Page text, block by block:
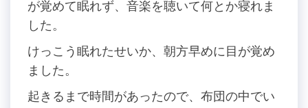
が覚めて眠れず、音楽を聴いて何とか寝れま
した。
けっこう眠れたせいか、朝方早めに目が覚め
ました。
起きるまで時間があったので、布団の中でい